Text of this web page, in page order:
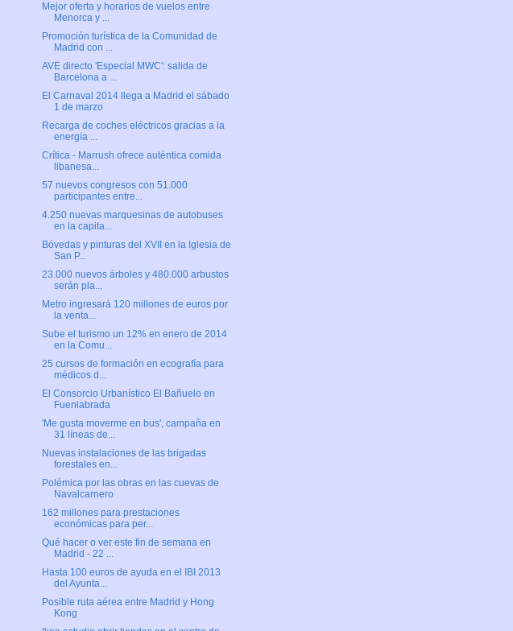
Mejor oferta y horarios de vuelos entre
Menorca y ...
Promoción turística de la Comunidad de
Madrid con ...
AVE directo 'Especial MWC': salida de
Barcelona a ...
El Carnaval 2014 llega a Madrid el sábado
1 de marzo
Recarga de coches eléctricos gracias a la
energía ...
Crítica - Marrush ofrece auténtica comida
libanesa...
57 nuevos congresos con 51.000
participantes entre...
4.250 nuevas marquesinas de autobuses
en la capita...
Bóvedas y pinturas del XVII en la Iglesia de
San P...
23.000 nuevos árboles y 480.000 arbustos
serán pla...
Metro ingresará 120 millones de euros por
la venta...
Sube el turismo un 12% en enero de 2014
en la Comu...
25 cursos de formación en ecografía para
médicos d...
El Consorcio Urbanístico El Bañuelo en
Fuenlabrada
'Me gusta moverme en bus', campaña en
31 líneas de...
Nuevas instalaciones de las brigadas
forestales en...
Polémica por las obras en las cuevas de
Navalcarnero
162 millones para prestaciones
económicas para per...
Qué hacer o ver este fin de semana en
Madrid - 22 ...
Hasta 100 euros de ayuda en el IBI 2013
del Ayunta...
Posible ruta aérea entre Madrid y Hong
Kong